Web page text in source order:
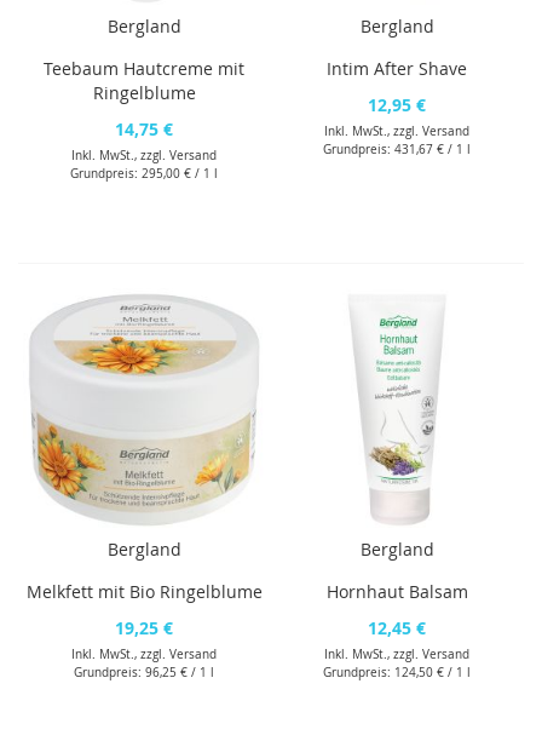
Bergland
Teebaum Hautcreme mit
Ringelblume
14,75 €
Inkl. MwSt., zzgl.Versand
Grundpreis: 295,00 € / 1 l
Bergland
Intim After Shave
12,95 €
Inkl. MwSt., zzgl.Versand
Grundpreis: 431,67 € / 1 l
Bergland
Melkfett mit Bio Ringelblume
19,25 €
Inkl. MwSt., zzgl.Versand
Grundpreis: 96,25 € / 1 l
Bergland
Hornhaut Balsam
12,45 €
Inkl. MwSt., zzgl.Versand
Grundpreis: 124,50 € / 1 l